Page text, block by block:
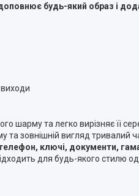
будь-який образ і
шарму та легко вирізняє її
та зовнішній вигляд тривалий
ключі, документи,
для будь-якого стилю